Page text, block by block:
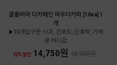
콜롬비아 디카페인 파우더커피 [10ea] 1
개
▶10개입구운 사과, 건포도, 단호박, 가벼
운 바디감
22% 할인 14,750원 18,900원